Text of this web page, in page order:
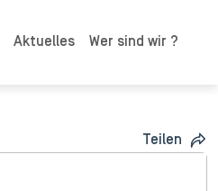
Aktuelles Wer sind wir ?
Teilen